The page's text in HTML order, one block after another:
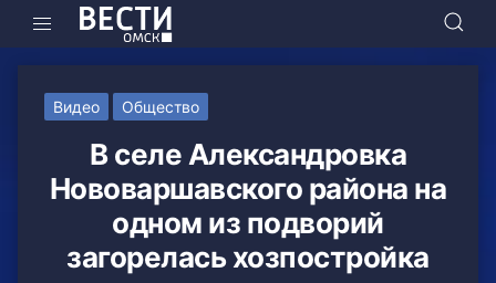
Видео Общество
В селе Александровка
Нововаршавского района на
одном из подворий
загорелась хозпостройка